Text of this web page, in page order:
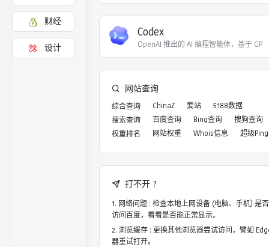
财经
设计
Codex
OpenAI 推出的 AI 编程智能体，基于 GP
网站查询
综合查询 ChinaZ 爱站
5188数据
搜索查询
百度查询 Bing查询
搜狗查询
权重排名
网站权重 Whois信息 超级Ping
打不开 ?
网络问题 : 检查本地上网设备 (电脑、手机) 是
访问百度，看看是否能正常显示。
浏览缓存 : 更换其他浏览器尝试访问，譬如
器重试打开。